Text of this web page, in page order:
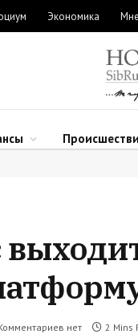
Экономика
нет 2 Mins